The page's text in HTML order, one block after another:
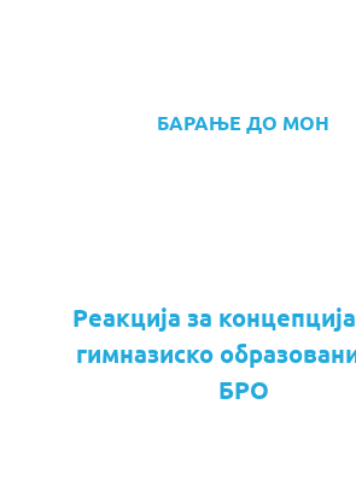
БАРАЊЕ ДО МОН
Реакција за
гимназиско
БРО